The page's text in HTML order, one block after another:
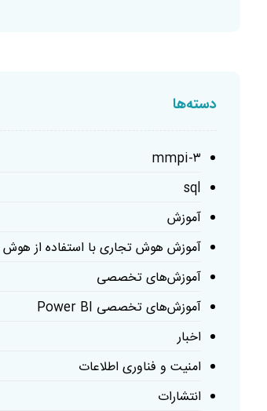
دسته‌ها
mmpi-۳
sql
آموزش
آموزش هوش تجاری با استفاده از
آموزش‌های تخصصی
آموزش‌های تخصصی Power BI
اخبار
امنیت و فناوری اطلاعات
انتشارات